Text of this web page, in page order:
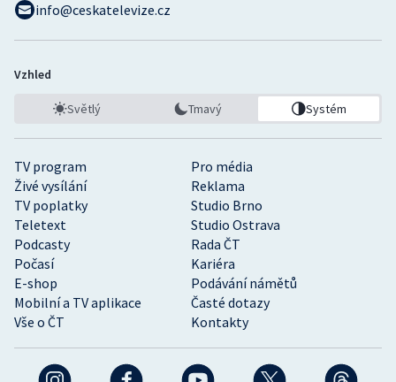
TV program
Pro média
Živé vysílání
Reklama
TV poplatky
Studio Brno
Teletext
Studio Ostrava
Podcasty
Rada ČT
Počasí
Kariéra
E-shop
Podávání námětů
Mobilní a TV aplikace
Časté dotazy
Vše o ČT
Kontakty
info@ceskatelevize.cz
Vzhled
Světlý Tmavý Systém